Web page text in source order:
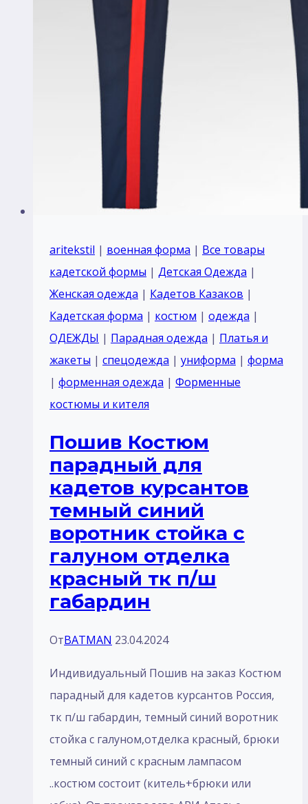
габардин
aritekstil | военная форма | Все товары
кадетской формы | Детская Одежда |
Женская одежда | Кадетов Казаков |
Кадетская форма | костюм | одежда |
ОДЕЖДЫ | Парадная одежда | Платья и
жакеты | спецодежда | униформа | форма
| форменная одежда | Форменные
костюмы и кителя
Пошив Костюм
парадный для
кадетов курсантов
темный синий
воротник стойка с
галуном отделка
красный тк п/ш
габардин
ОтBATMAN 23.04.2024
Индивидуальный Пошив на заказ Костюм
парадный для кадетов курсантов Россия,
тк п/ш габардин, темный синий воротник
стойка с галуном,отделка красный, брюки
темный синий с красным лампасом
..костюм состоит (китель+брюки или